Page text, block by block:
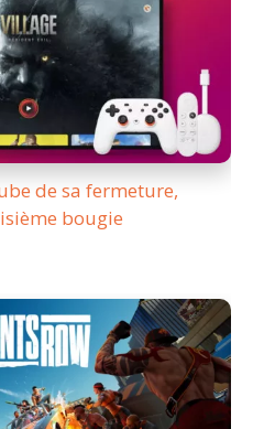
de sa fermeture,
bougie